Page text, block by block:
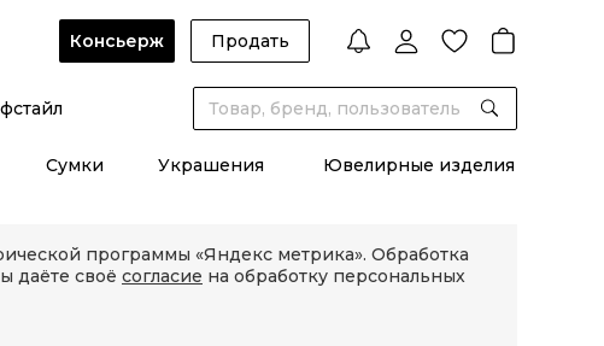
Консьерж Продать
Сумки Украшения Ювелирные изделия
программы «Яндекс метрика». Обработка
даёте своё согласие на обработку персональных